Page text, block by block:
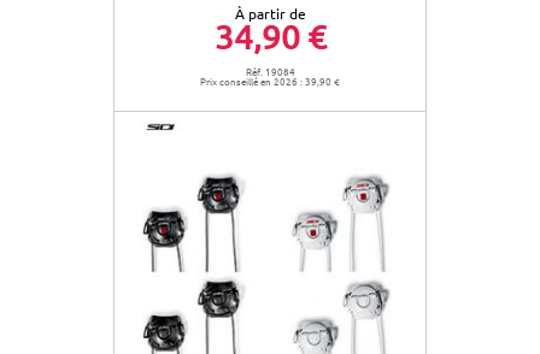
À partir de
34,90 €
Réf. 19084
Prix conseillé en 2026 : 39,90 €